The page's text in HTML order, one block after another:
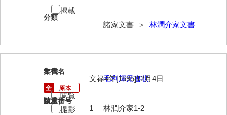
岩見博幸収集史料
上田家文書（防府市）
上田家文書（横浜市）
上松氏収集文書
氏本家文書
分類
諸家文書 ＞ 林潤介家文書
掲載
3
文書名
毛利輝元書状
請求番号
林潤介家1-2
年代
文禄4年[1595]12月4日
数量
1
閲覧
撮影